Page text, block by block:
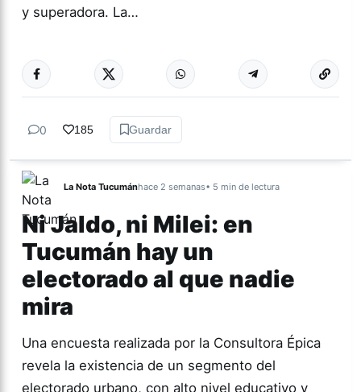
y superadora. La…
CULTURA Más
0 185 Guardar
La Nota Tucumánhace 2 semanas• 5 min de lectura
Ni Jaldo, ni Milei: en
Tucumán hay un
electorado al que nadie
mira
Una encuesta realizada por la Consultora Épica
revela la existencia de un segmento del
electorado urbano, con alto nivel educativo y